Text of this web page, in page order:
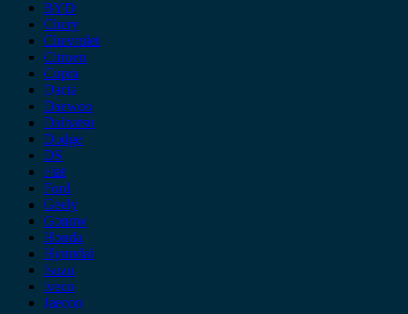
BYD
Chery
Chevrolet
Citroen
Cupra
Dacia
Daewoo
Daihatsu
Dodge
DS
Fiat
Ford
Geely
Gonow
Honda
Hyundai
Isuzu
iveco
Jaecoo